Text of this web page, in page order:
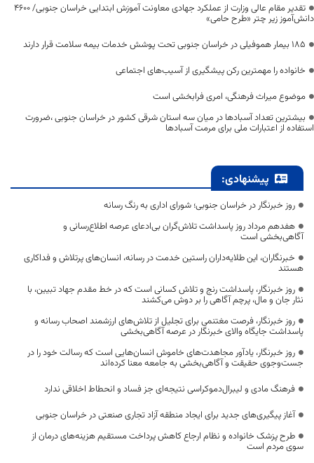
تقدیر مقام عالی وزارت از عملکرد جهادی معاونت آموزش ابتدایی خراسان جنوبی/ ۴۶۰۰
دانش‌آموز زیر چتر «طرح حامی»
۱۸۵ بیمار هموفیلی در خراسان جنوبی تحت پوشش خدمات بیمه سلامت قرار دارند
خانواده را مهمترین رکن پیشگیری از آسیب‌های اجتماعی
موضوع میراث فرهنگی، امری فرابخشی است
بیشترین تعداد آسبادها در میان سه استان شرقی کشور در خراسان جنوبی ،ضرورت
استفاده از اعتبارات ملی برای مرمت آسبادها
پیشنهادی:
روز خبرنگار در خراسان جنوبی؛ شورای اداری به رنگ رسانه
هفدهم مرداد روز پاسداشت تلاش‌گران بی‌ادعای عرصه اطلاع‌رسانی و
آگاهی‌بخشی است
خبرنگاران، این طلایه‌داران راستین خدمت در رسانه، انسان‌های پرتلاش و فداکاری
هستند
روز خبرنگار، پاسداشت رنج و تلاش کسانی است که در خط مقدم جهاد تبیین، با
نثار جان و مال، پرچم آگاهی را بر دوش می‌کشند
روز خبرنگار، فرصت مغتنمی برای تجلیل از تلاش‌های ارزشمند اصحاب رسانه و
پاسداشت جایگاه والای خبرنگار در عرصه آگاهی‌بخشی
روز خبرنگار، یادآور مجاهدت‌های خاموش انسان‌هایی است که رسالت خود را در
جست‌وجوی حقیقت و آگاهی‌بخشی به جامعه معنا کرده‌اند
فرهنگ مادی و لیبرال‌دموکراسی نتیجه‌ای جز فساد و انحطاط اخلاقی ندارد
آغاز پیگیری‌های جدید برای ایجاد منطقه آزاد تجاری صنعتی در خراسان جنوبی
طرح پزشک خانواده و نظام ارجاع کاهش پرداخت مستقیم هزینه‌های درمان از
سوی مردم است